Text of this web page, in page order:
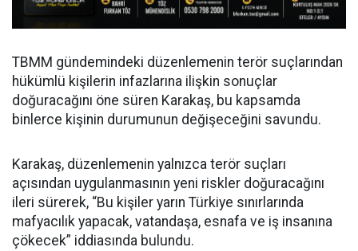
TBMM gündemindeki düzenlemenin terör suçlarından
hükümlü kişilerin infazlarına ilişkin sonuçlar
doğuracağını öne süren Karakaş, bu kapsamda
binlerce kişinin durumunun değişeceğini savundu.
Karakaş, düzenlemenin yalnızca terör suçları
açısından uygulanmasının yeni riskler doğuracağını
ileri sürerek, “Bu kişiler yarın Türkiye sınırlarında
mafyacılık yapacak, vatandaşa, esnafa ve iş insanına
çökecek” iddiasında bulundu.